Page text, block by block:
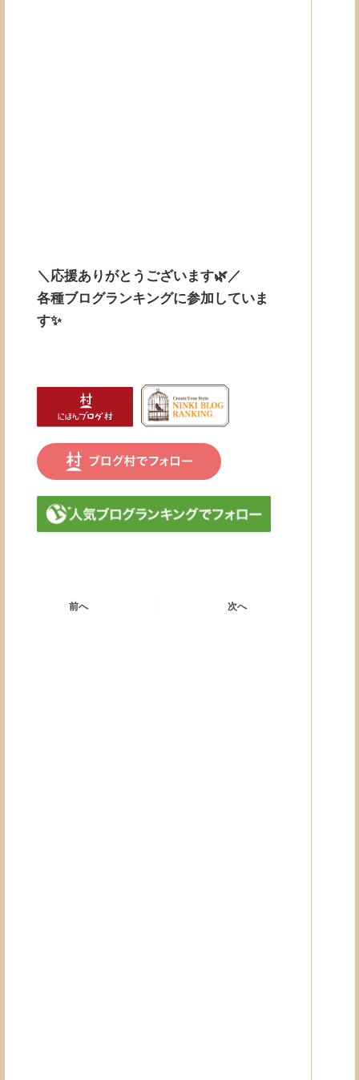
＼応援ありがとうございます🌿／
各種ブログランキングに参加していま
す✨
前へ 次へ